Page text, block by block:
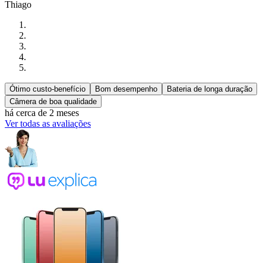
Thiago
Ótimo custo-benefício Bom desempenho
Bateria de longa duração
Câmera de boa qualidade
há cerca de 2 meses
Ver todas as avaliações